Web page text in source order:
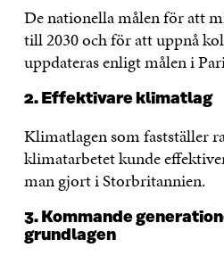
De nationella målen för att
till 2030 och för att uppnå
uppdateras enligt målen i
2. Effektivare klimatlag
Klimatlagen som fastställer
klimatarbetet kunde
man gjort i Storbritannien.
3. Kommande
grundlagen